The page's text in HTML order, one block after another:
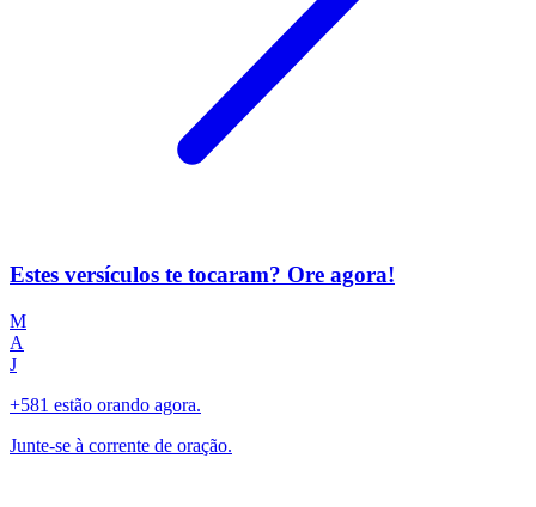
Estes versículos te tocaram? Ore agora!
M
A
J
+581 estão orando agora.
Junte-se à corrente de oração.